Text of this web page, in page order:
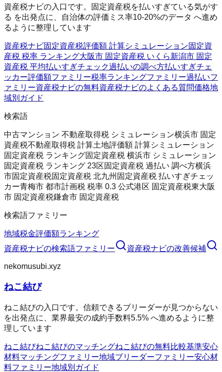
資産税ナビの入口です。固定資産税を払いすぎている気がす
る を出発点に、自治体の評価ミス率10-20%のデータ へ進め
るように整理しています
資産税ナビ固定資産税評価額 計算シミュレーション固定資
産税 税率 ランキング大阪市 固定資産税 いくら新潟市 固定
資産税 平均払いすぎチェック過払いの調べ方払いすぎチェ
ッカー評価額ファミリー税率ランキングファミリー過払いフ
ァミリー資産税ナビの無料資産税ナビのよくある質問価格地
域別ガイド
検索語
中古マンション 不動産取得税 シミュレーション横浜市 固定
資産税不動産取得税 計算土地評価額 計算シミュレーション
固定資産税 ランキング固定資産税 横浜市 シミュレーション
固定資産税 ランキング 23区固定資産税 過払い 調べ方横浜
市固定資産税固定資産税 北九州 固定資産税 払いすぎチェッ
カー青梅市 都市計画税 税率 0.3 公式港区 固定資産税東大阪
市 固定資産税鎌倉市 固定資産税
検索語ファミリー
地域税金評価額ランキング
資産税ナビの検索語ファミリー 資産税ナビの改善候補
nekomusubi.xyz
ねこ結び
ねこ結びの入口です。信頼できるブリーダーが見つからない
を出発点に、業界最安の成約手数料5.5% へ進めるように整
理しています
ねこ結びねこ結びのマッチングねこ結びの無料比較基準安心
材料マッチングファミリー地域ブリーダーファミリー安心材
料ファミリー地域別ガイド